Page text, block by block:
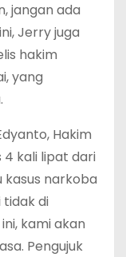
jangan ada
Jerry juga
hakim
yang
Hakim
4 kali lipat dari
narkoba
di
kami akan
Pengujuk